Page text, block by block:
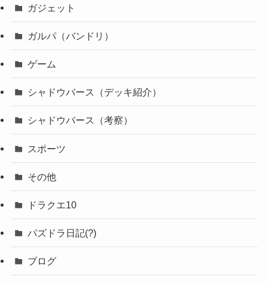
ガジェット
ガルパ（バンドリ）
ゲーム
シャドウバース（デッキ紹介）
シャドウバース（考察）
スポーツ
その他
ドラクエ10
パズドラ日記(?)
ブログ